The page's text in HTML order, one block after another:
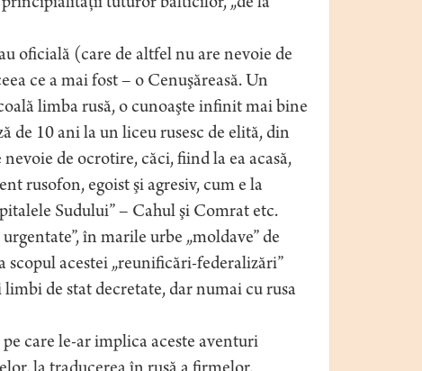
oficială (care de altfel nu are nevoie de
ce a mai fost – o Cenuşăreasă. Un
limba rusă, o cunoaşte infinit mai bine
de 10 ani la un liceu rusesc de elită, din
de ocrotire, căci, fiind la ea acasă,
rusofon, egoist şi agresiv, cum e la
Sudului” – Cahul şi Comrat etc.
în marile urbe „moldave” de
acestei „reunificări-federalizări”
de stat decretate, dar numai cu rusa
care le-ar implica aceste aventuri